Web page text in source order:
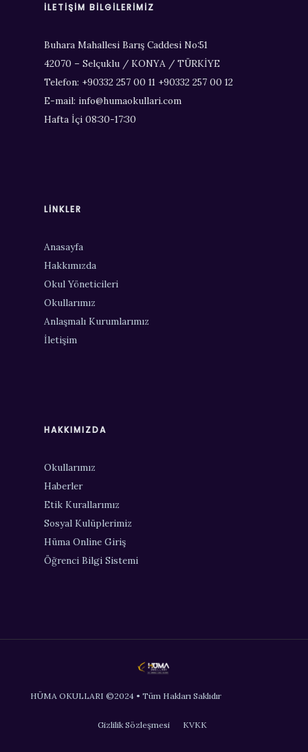
İLETIŞIM BILGILERIMIZ
Buhara Mahallesi Barış Caddesi No:51
42070 – Selçuklu / KONYA / TÜRKİYE
Telefon: +90332 257 00 11 +90332 257 00 12
E-mail: info@humaokullari.com
Hafta İçi 08:30-17:30
LINKLER
Anasayfa
Hakkımızda
Okul Yöneticileri
Okullarımız
Anlaşmalı Kurumlarımız
İletişim
HAKKIMIZDA
Okullarımız
Haberler
Etik Kurallarımız
Sosyal Kulüplerimiz
Hüma Online Giriş
Öğrenci Bilgi Sistemi
HÜMA OKULLARI ©2024 • Tüm Hakları Saklıdır
Gizlilik Sözleşmesi KVKK